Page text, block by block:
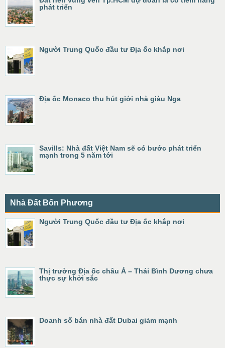
phát triển
Người Trung Quốc đầu tư Địa ốc khắp nơi
Địa ốc Monaco thu hút giới nhà giàu Nga
Savills: Nhà đất Việt Nam sẽ có bước phát triển
mạnh trong 5 năm tới
Nhà Đất Bốn Phương
Người Trung Quốc đầu tư Địa ốc khắp nơi
Thị trường Địa ốc châu Á – Thái Bình Dương chưa
thực sự khởi sắc
Doanh số bán nhà đất Dubai giảm mạnh